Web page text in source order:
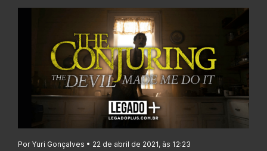
Por Yuri Gonçalves • 22 de abril de 2021, às 12:23